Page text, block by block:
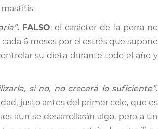
FALSO: el carácter de la perra no
6 meses por el estrés que supone
su dieta durante todo el año y
si no, no crecerá lo suficiente”.
justo antes del primer celo, que es
aun se desarrollarán algo, pero a un